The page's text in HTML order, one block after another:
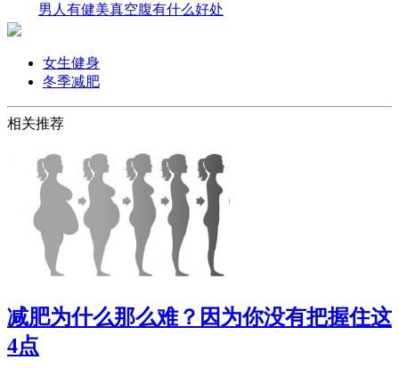
男人有健美真空腹有什么好处
女生健身
冬季减肥
相关推荐
减肥为什么那么难？因为你没有把握住这
4点